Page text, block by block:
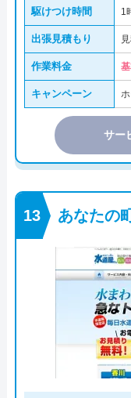
駆けつけ時間 1
出張見積もり
作業料金
キャンペーン
サー
あなたの